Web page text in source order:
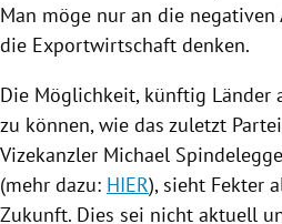
Man möge nur an die
die Exportwirtschaft denken.
Die Möglichkeit, künftig Länder
zu können, wie das zuletzt
Vizekanzler Michael
(mehr dazu: HIER), sieht Fekter
Zukunft. Dies sei nicht aktuell